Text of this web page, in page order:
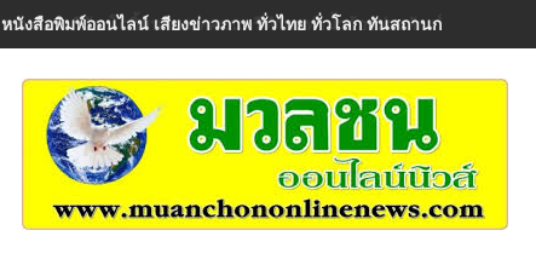
ร.ต.ต.ดร.วิรัช โตอิ้มนายกเทศมนตรีตำบลท่าน้ำอ้อยม่วงหัก เป็นประธา